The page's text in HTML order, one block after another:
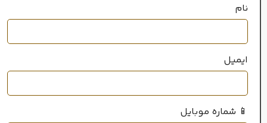
نام
ایمیل
📱 شماره موبایل